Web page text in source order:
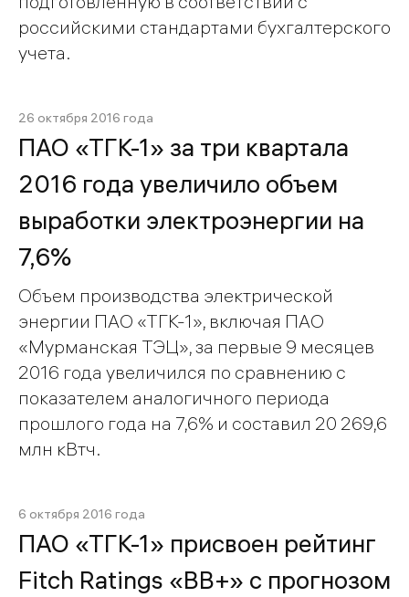
российскими стандартами бухгалтерского
учета.
26 октября 2016 года
ПАО «ТГК-1» за три квартала
2016 года увеличило объем
выработки электроэнергии на
7,6%
Объем производства электрической
энергии ПАО «ТГК-1», включая ПАО
«Мурманская ТЭЦ», за первые 9 месяцев
2016 года увеличился по сравнению с
показателем аналогичного периода
прошлого года на 7,6% и составил 20 269,6
млн кВтч.
6 октября 2016 года
ПАО «ТГК-1» присвоен рейтинг
Fitch Ratings «BB+» с прогнозом